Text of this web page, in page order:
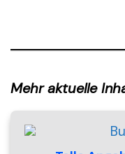
Mehr aktuelle